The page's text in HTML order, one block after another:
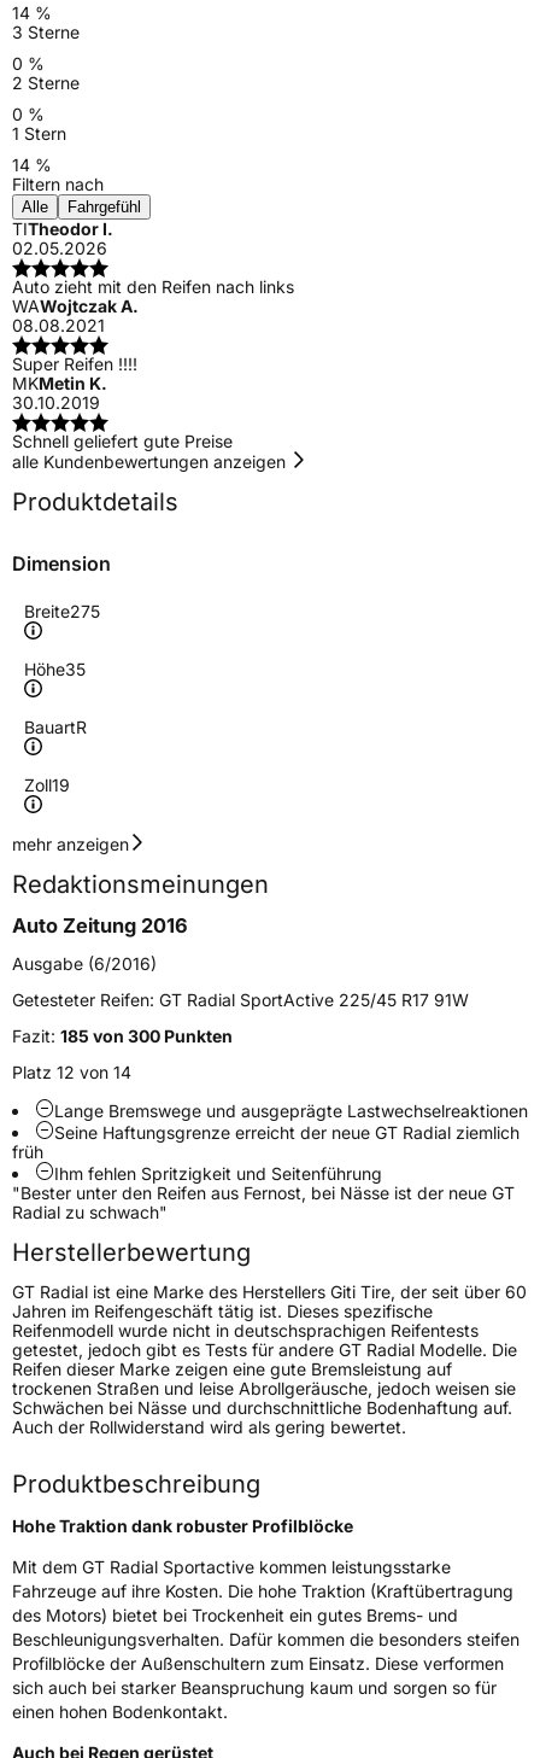
14 %
3 Sterne
0 %
2 Sterne
0 %
1 Stern
14 %
Filtern nach
Alle Fahrgefühl
TITheodor I.
02.05.2026
Auto zieht mit den Reifen nach links
WAWojtczak A.
08.08.2021
Super Reifen !!!!
MKMetin K.
30.10.2019
Schnell geliefert gute Preise
alle Kundenbewertungen anzeigen
Produktdetails
Dimension
Breite275
Höhe35
BauartR
Zoll19
Geschwindigkeitsindex
Höchstgeschwindigkeit
300 km/h
Lastindex96
Höchstlast710 kg
Generelle Merkmale
VerwendungSommerreifen
Modellname
Sportactive
Fahrzeugart PKW & SUV
SchlauchtypTL
ZustandNeureifen
EffizienzC
Nasshaftung
Rollgeräusch (Klasse)B
Rollgeräusch (dB)72
FahrzeugklasseC1
mehr anzeigen
Redaktionsmeinungen
Auto Zeitung 2016
Ausgabe (6/2016)
Getesteter Reifen: GT Radial SportActive 225/45 R17 91W
Fazit: 185 von 300 Punkten
Platz 12 von 14
Lange Bremswege und ausgeprägte Lastwechselreaktionen
Seine Haftungsgrenze erreicht der neue GT Radial ziemlich
früh
Ihm fehlen Spritzigkeit und Seitenführung
"Bester unter den Reifen aus Fernost, bei Nässe ist der neue GT
Radial zu schwach"
Herstellerbewertung
GT Radial ist eine Marke des Herstellers Giti Tire, der seit über 60
Jahren im Reifengeschäft tätig ist. Dieses spezifische
Reifenmodell wurde nicht in deutschsprachigen Reifentests
getestet, jedoch gibt es Tests für andere GT Radial Modelle. Die
Reifen dieser Marke zeigen eine gute Bremsleistung auf
trockenen Straßen und leise Abrollgeräusche, jedoch weisen sie
Schwächen bei Nässe und durchschnittliche Bodenhaftung auf.
Auch der Rollwiderstand wird als gering bewertet.
Produktbeschreibung
Hohe Traktion dank robuster Profilblöcke
Mit dem GT Radial Sportactive kommen leistungsstarke
Fahrzeuge auf ihre Kosten. Die hohe Traktion (Kraftübertragung
des Motors) bietet bei Trockenheit ein gutes Brems- und
Beschleunigungsverhalten. Dafür kommen die besonders steifen
Profilblöcke der Außenschultern zum Einsatz. Diese verformen
sich auch bei starker Beanspruchung kaum und sorgen so für
einen hohen Bodenkontakt.
Auch bei Regen gerüstet